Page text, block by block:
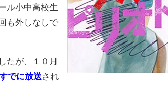
ル小中高校生
も外しなしで
たが、１０月
でに放送され